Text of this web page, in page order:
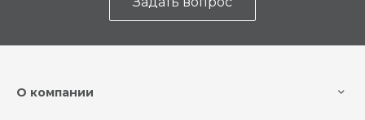
О компании